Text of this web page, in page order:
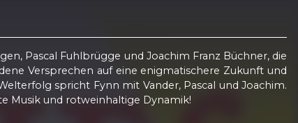
Pascal Fuhlbrügge und Joachim Franz Büchner, die
Versprechen auf eine enigmatischere Zukunft und
spricht Fynn mit Vander, Pascal und Joachim.
Musik und rotweinhaltige Dynamik!